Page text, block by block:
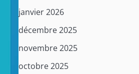
janvier 2026
décembre 2025
novembre 2025
octobre 2025